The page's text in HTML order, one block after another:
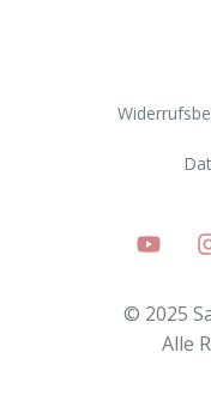
© 2025
Alle